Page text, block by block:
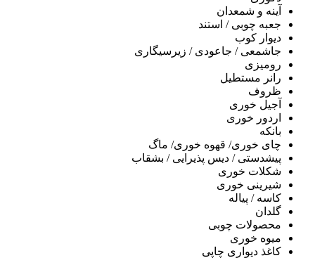
آینه و شمعدان
جعبه چوبی / استند
دیوار کوب
جاشمعی / جاعودی / زیرسیگاری
رومیزی
رانر مستطیل
ظروف
آجیل خوری
اردور خوری
بانکه
چای خوری/ قهوه خوری/ ماگ
پیشدستی / دیس پذیرایی / بشقاب
شکلات خوری
شیرینی خوری
کاسه / پیاله
گلدان
محصولات چوبی
میوه خوری
کاغذ دیواری چاپی